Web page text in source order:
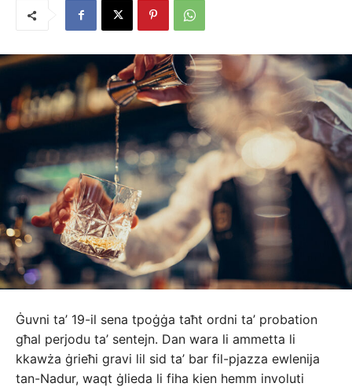
Ġuvni ta’ 19-il sena tpoġġa taħt ordni ta’ probation
għal perjodu ta’ sentejn. Dan wara li ammetta li
kkawża ġrieħi gravi lil sid ta’ bar fil-pjazza ewlenija
tan-Nadur, waqt ġlieda li fiha kien hemm involuti